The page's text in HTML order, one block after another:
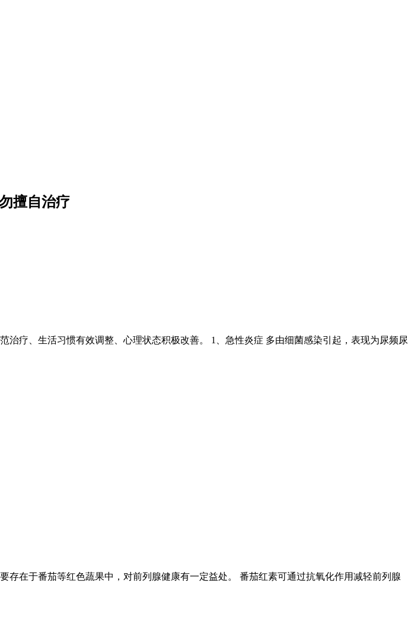
擅自治疗
疗、生活习惯有效调整、心理状态积极改善。 1、急性炎症 多由细菌感染引起，表现为尿频尿
在于番茄等红色蔬果中，对前列腺健康有一定益处。 番茄红素可通过抗氧化作用减轻前列腺